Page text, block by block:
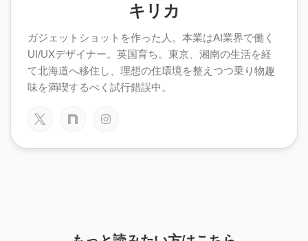
キリカ
ガジェットショットを作った人。本業はAI業界で働く
UI/UXデザイナー。英国育ち。東京、湘南の生活を経
て北海道へ移住し、理想の住環境を整えつつ乗り物趣
味を満喫するべく試行錯誤中。